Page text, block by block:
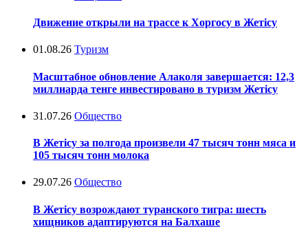
Движение открыли на трассе к Хоргосу в Жетісу
01.08.26 Туризм
Масштабное обновление Алаколя завершается: 12,3
миллиарда тенге инвестировано в туризм Жетісу
31.07.26 Общество
В Жетісу за полгода произвели 47 тысяч тонн мяса и
105 тысяч тонн молока
29.07.26 Общество
В Жетісу возрождают туранского тигра: шесть
хищников адаптируются на Балхаше